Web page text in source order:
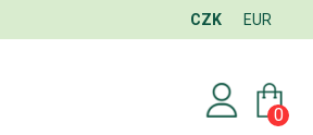
CZK EUR
0